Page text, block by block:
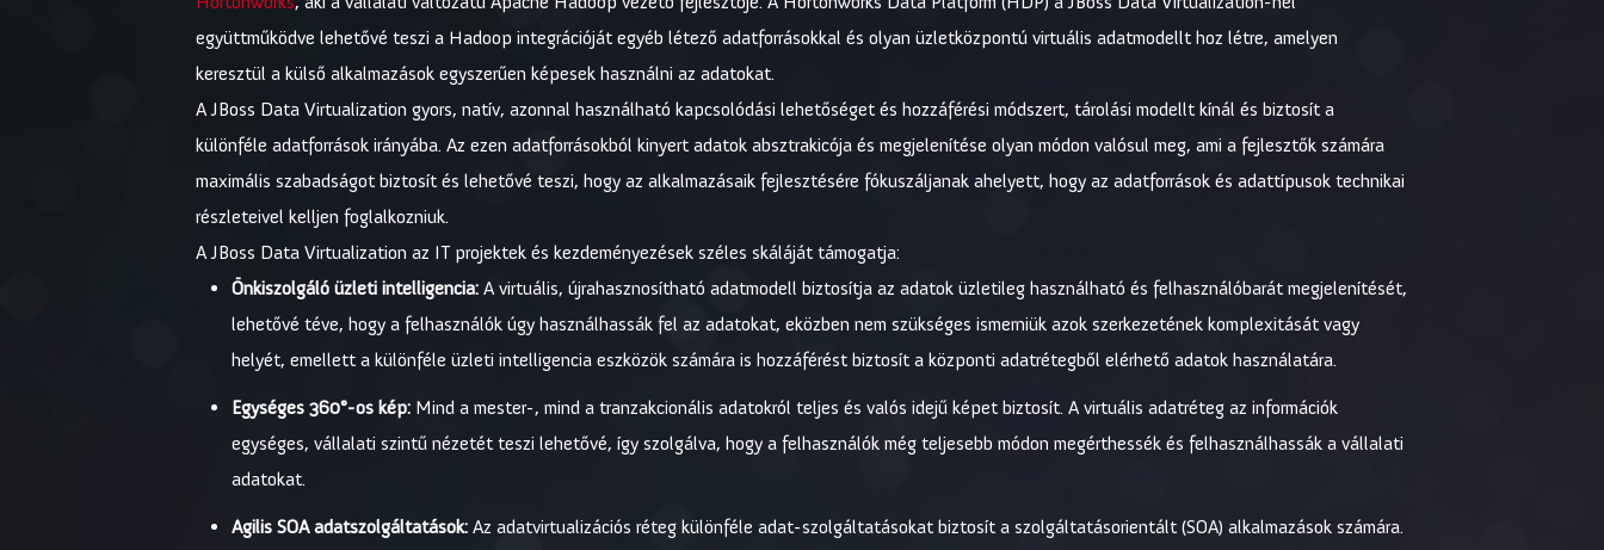
együttműködve lehetővé teszi a Hadoop integrációját egyéb létező adatforrásokkal és olyan üzletközpontú virtuális adatmodellt hoz létre, amelyen
keresztül a külső alkalmazások egyszerűen képesek használni az adatokat.
A JBoss Data Virtualization gyors, natív, azonnal használható kapcsolódási lehetőséget és hozzáférési módszert, tárolási modellt kínál és biztosít a
különféle adatforrások irányába. Az ezen adatforrásokból kinyert adatok absztrakicója és megjelenítése olyan módon valósul meg, ami a fejlesztők számára
maximális szabadságot biztosít és lehetővé teszi, hogy az alkalmazásaik fejlesztésére fókuszáljanak ahelyett, hogy az adatforrások és adattípusok technikai
részleteivel kelljen foglalkozniuk.
A JBoss Data Virtualization az IT projektek és kezdeményezések széles skáláját támogatja:
Önkiszolgáló üzleti intelligencia: A virtuális, újrahasznosítható adatmodell biztosítja az adatok üzletileg használható és felhasználóbarát megjelenítését,
lehetővé téve, hogy a felhasználók úgy használhassák fel az adatokat, eközben nem szükséges ismerniük azok szerkezetének komplexitását vagy
helyét, emellett a különféle üzleti intelligencia eszközök számára is hozzáférést biztosít a központi adatrétegből elérhető adatok használatára.
Egységes 360°-os kép: Mind a mester-, mind a tranzakcionális adatokról teljes és valós idejű képet biztosít. A virtuális adatréteg az információk
egységes, vállalati szintű nézetét teszi lehetővé, így szolgálva, hogy a felhasználók még teljesebb módon megérthessék és felhasználhassák a vállalati
adatokat.
Agilis SOA adatszolgáltatások: Az adatvirtualizációs réteg különféle adat-szolgáltatásokat biztosít a szolgáltatásorientált (SOA) alkalmazások számára.